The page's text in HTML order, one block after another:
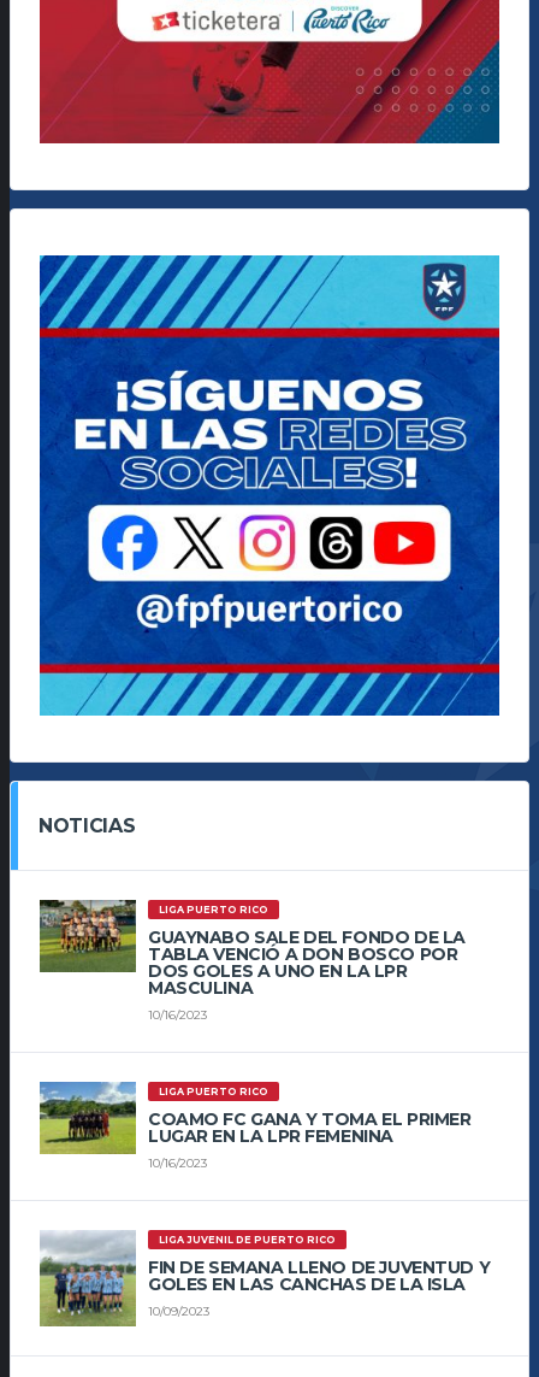
NOTICIAS
LIGA PUERTO RICO
GUAYNABO SALE DEL FONDO DE LA
TABLA VENCIÓ A DON BOSCO POR
DOS GOLES A UNO EN LA LPR
MASCULINA
10/16/2023
LIGA PUERTO RICO
COAMO FC GANA Y TOMA EL PRIMER
LUGAR EN LA LPR FEMENINA
10/16/2023
LIGA JUVENIL DE PUERTO RICO
FIN DE SEMANA LLENO DE JUVENTUD Y
GOLES EN LAS CANCHAS DE LA ISLA
10/09/2023